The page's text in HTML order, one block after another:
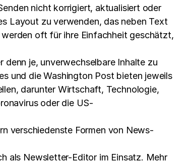
nicht korrigiert, aktualisiert oder
Layout zu verwenden, das neben Text
oft für ihre Einfachheit geschätzt,
denn je, unverwechselbare Inhalte zu
und die Washington Post bieten jeweils
darunter Wirtschaft, Technologie,
oder die US-
verschiedenste Formen von News-
als Newsletter-Editor im Einsatz. Mehr